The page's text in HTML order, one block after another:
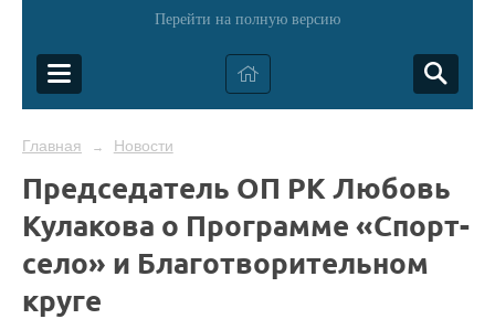
Перейти на полную версию
Главная → Новости
Председатель ОП РК Любовь
Кулакова о Программе «Спорт-
село» и Благотворительном
круге